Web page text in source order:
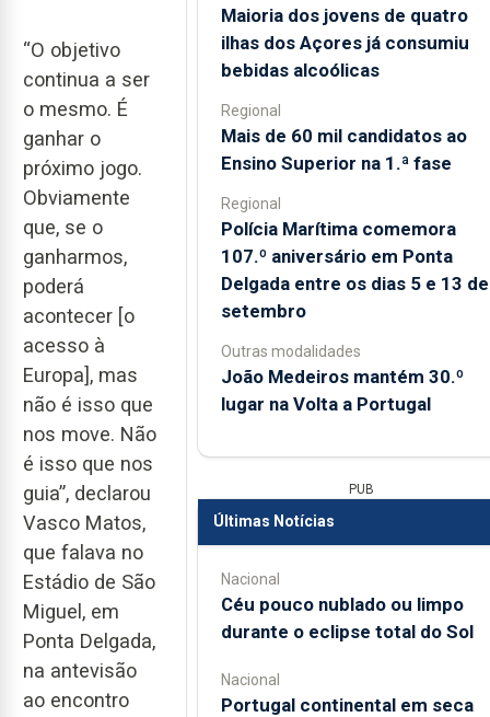
“O objetivo
continua a ser
o mesmo. É
ganhar o
próximo jogo.
Obviamente
que, se o
ganharmos,
poderá
acontecer [o
acesso à
Europa], mas
não é isso que
nos move. Não
é isso que nos
guia”, declarou
Vasco Matos,
que falava no
Estádio de São
Miguel, em
Ponta Delgada,
na antevisão
ao encontro
Maioria dos jovens de quatro
ilhas dos Açores já consumiu
bebidas alcoólicas
Regional
Mais de 60 mil candidatos ao
Ensino Superior na 1.ª fase
Regional
Polícia Marítima comemora
107.º aniversário em Ponta
Delgada entre os dias 5 e 13 de
setembro
Outras modalidades
João Medeiros mantém 30.º
lugar na Volta a Portugal
PUB
Últimas Notícias
Nacional
Céu pouco nublado ou limpo
durante o eclipse total do Sol
Nacional
Portugal continental em seca